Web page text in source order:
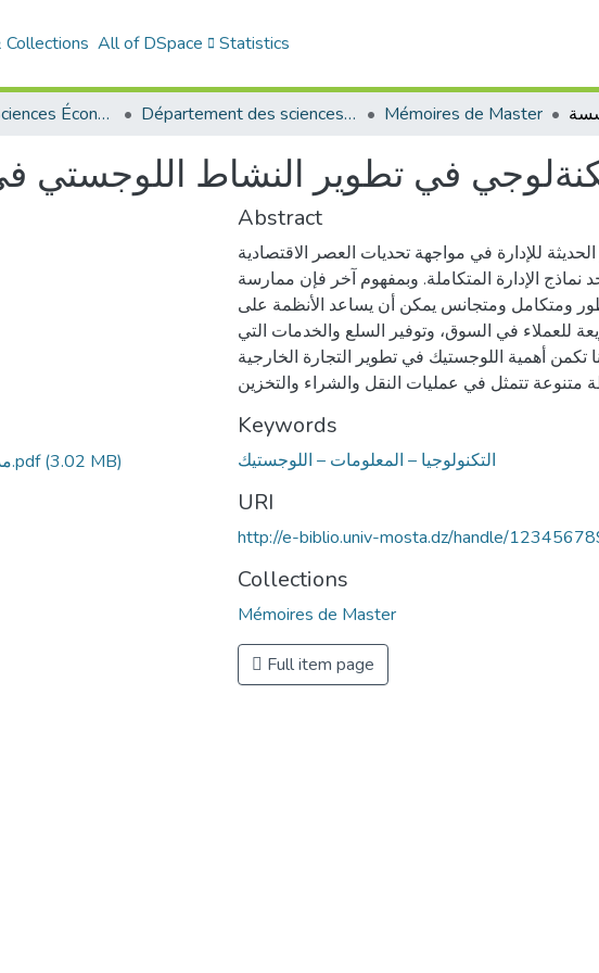
Collections All of DSpace Statistics
Faculté des Sciences Économiques Commerciales et des Sciences de Gestion Département des sciences commerciales Mémoires de Master
في تطوير النشاط
مذكرة تخرج عمارة ابراهيم.pdf(3.02 MB)
Abstract
للإدارة في مواجهة تحديات العصر الاقتصادية
نماذج الإدارة المتكاملة. وبمفهوم آخر فإن ممارسة
ومتكامل ومتجانس يمكن أن يساعد الأنظمة على
للعملاء في السوق، وتوفير السلع والخدمات التي
تكمن أهمية اللوجستيك في تطوير التجارة الخارجية
تتمثل في عمليات النقل والشراء والتخزين
Keywords
التكنولوجيا – المعلومات – اللوجستيك
URI
http://e-biblio.univ-mosta.dz/handle/
Collections
Mémoires de Master
Full item page